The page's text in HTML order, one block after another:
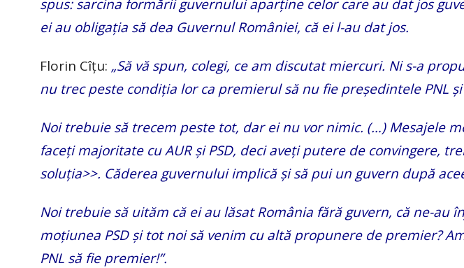
spus: sarcina formării guvernului aparține celor care au dat jos
ei au obligația să dea Guvernul României, că ei l-au dat jos.
Florin Cîțu: „Să vă spun, colegi, ce am discutat miercuri. Ni s-a
nu trec peste condiția lor ca premierul să nu fie președintele PNL
Noi trebuie să trecem peste tot, dar ei nu vor nimic. (…) Mesajele
faceți majoritate cu AUR și PSD, deci aveți putere de convingere,
soluția>>. Căderea guvernului implică și să pui un guvern după
Noi trebuie să uităm că ei au lăsat România fără guvern, că ne-au
moțiunea PSD și tot noi să venim cu altă propunere de premier?
PNL să fie premier!”.